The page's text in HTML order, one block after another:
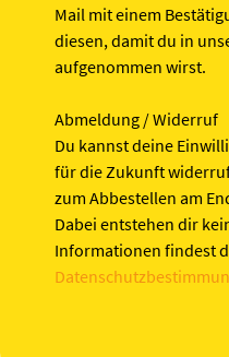
Mail mit einem
diesen, damit du in
aufgenommen wirst.
Abmeldung / Widerruf
Du kannst deine
für die Zukunft
zum Abbestellen am
Dabei entstehen dir
Informationen findest